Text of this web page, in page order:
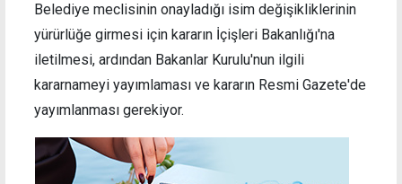
Belediye meclisinin onayladığı isim değişikliklerinin
yürürlüğe girmesi için kararın İçişleri Bakanlığı'na
iletilmesi, ardından Bakanlar Kurulu'nun ilgili
kararnameyi yayımlaması ve kararın Resmi Gazete'de
yayımlanması gerekiyor.